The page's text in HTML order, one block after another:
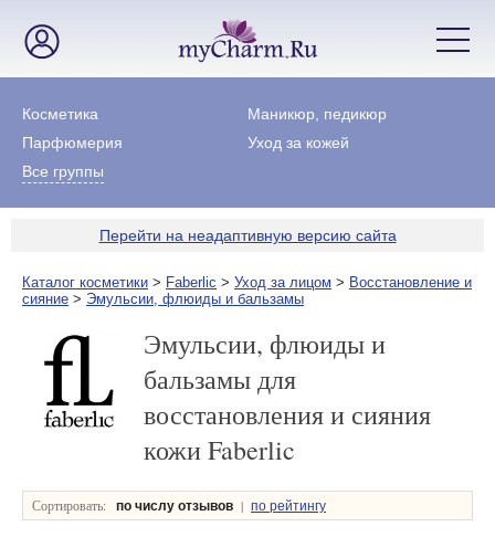
Косметика
Маникюр, педикюр
Парфюмерия
Уход за кожей
Все группы
Перейти на неадаптивную версию сайта
Каталог косметики > Faberlic > Уход за лицом > Восстановление и
сияние > Эмульсии, флюиды и бальзамы
Эмульсии, флюиды и
бальзамы для
восстановления и сияния
кожи Faberlic
Сортировать: по числу отзывов | по рейтингу